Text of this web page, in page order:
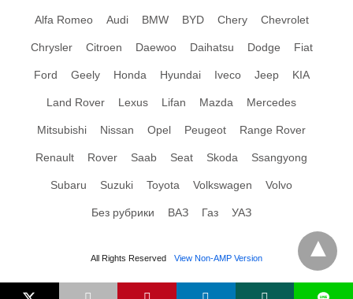
Alfa Romeo Audi BMW BYD Chery Chevrolet
Chrysler Citroen Daewoo Daihatsu Dodge Fiat
Ford Geely Honda Hyundai Iveco Jeep KIA
Land Rover Lexus Lifan Mazda Mercedes
Mitsubishi Nissan Opel Peugeot Range Rover
Renault Rover Saab Seat Skoda Ssangyong
Subaru Suzuki Toyota Volkswagen Volvo
Без рубрики ВАЗ Газ УАЗ
All Rights Reserved View Non-AMP Version